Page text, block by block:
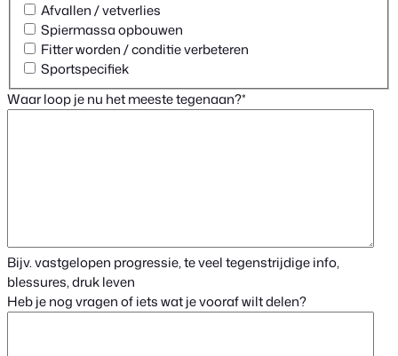
Afvallen / vetverlies
Spiermassa opbouwen
Fitter worden / conditie verbeteren
Sportspecifiek
Waar loop je nu het meeste tegenaan?*
Bijv. vastgelopen progressie, te veel tegenstrijdige info,
blessures, druk leven
Heb je nog vragen of iets wat je vooraf wilt delen?